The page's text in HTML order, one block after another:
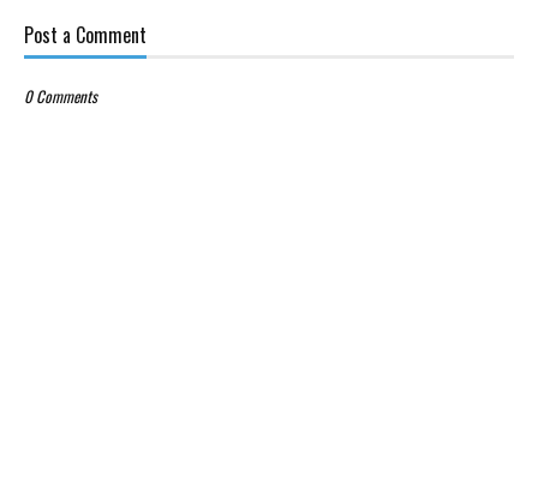
Post a Comment
0 Comments